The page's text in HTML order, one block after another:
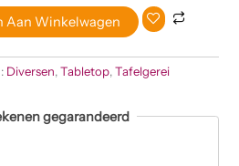
Aan Winkelwagen
Diversen,Tabletop,Tafelgerei
gegarandeerd